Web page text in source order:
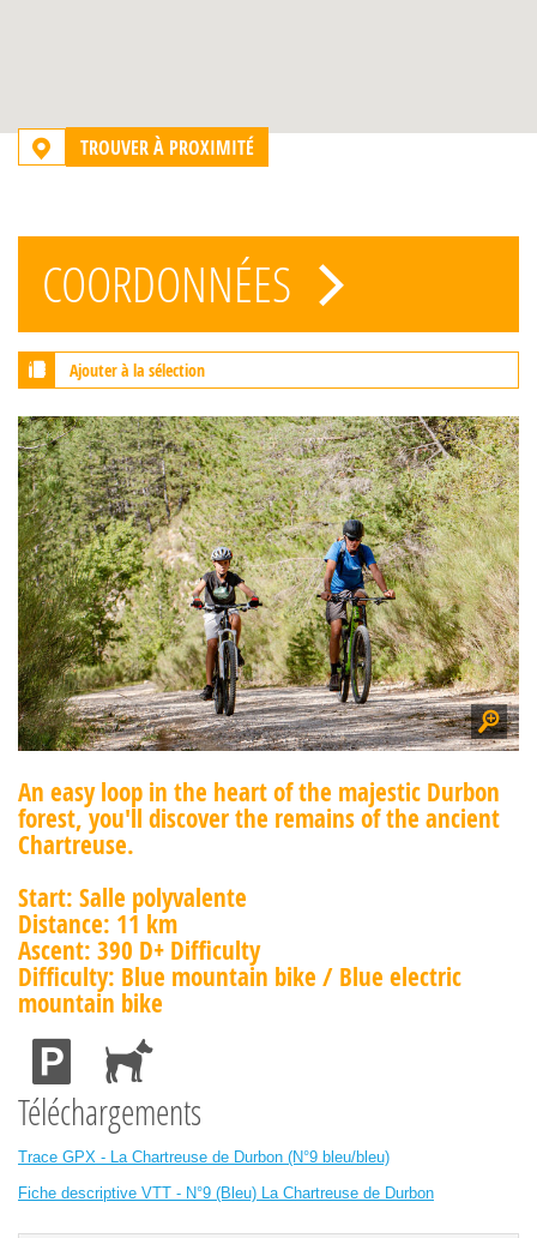
TROUVER À PROXIMITÉ
COORDONNÉES
Ajouter à la sélection
An easy loop in the heart of the majestic Durbon
forest, you'll discover the remains of the ancient
Chartreuse.
Start: Salle polyvalente
Distance: 11 km
Ascent: 390 D+ Difficulty
Difficulty: Blue mountain bike / Blue electric
mountain bike
Téléchargements
Trace GPX - La Chartreuse de Durbon (N°9 bleu/bleu)
Fiche descriptive VTT - N°9 (Bleu) La Chartreuse de Durbon